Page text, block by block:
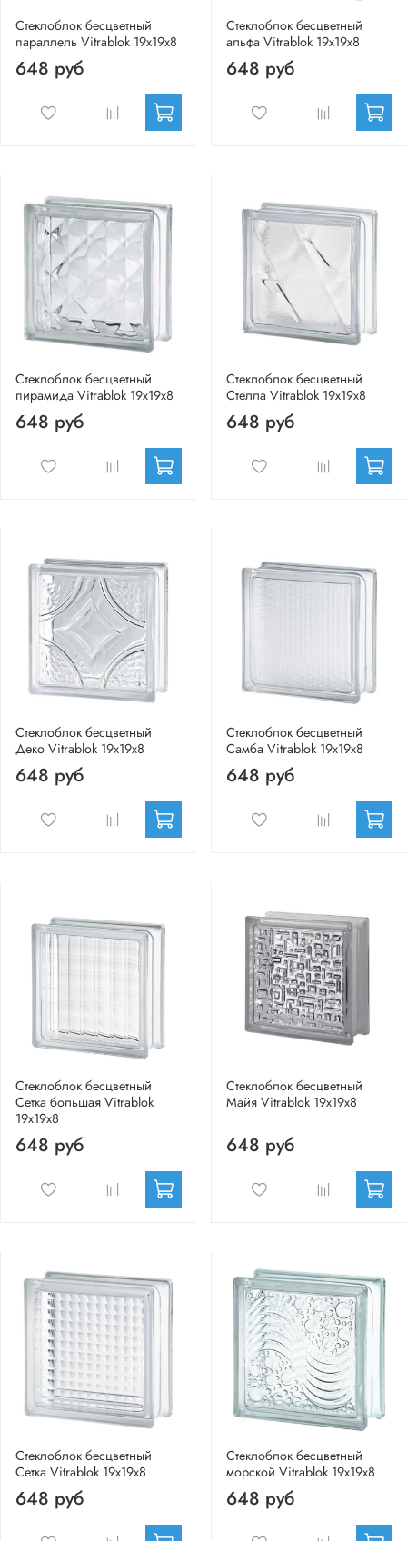
Стеклоблок бесцветный
параллель Vitrablok 19х19х8
648 руб
Стеклоблок бесцветный
альфа Vitrablok 19х19х8
648 руб
Стеклоблок бесцветный
пирамида Vitrablok 19х19х8
648 руб
Стеклоблок бесцветный
Стелла Vitrablok 19х19х8
648 руб
Стеклоблок бесцветный
Деко Vitrablok 19х19х8
648 руб
Стеклоблок бесцветный
Самба Vitrablok 19х19х8
648 руб
Стеклоблок бесцветный
Сетка большая Vitrablok
19х19х8
648 руб
Стеклоблок бесцветный
Майя Vitrablok 19х19х8
648 руб
Стеклоблок бесцветный
Сетка Vitrablok 19х19х8
648 руб
Стеклоблок бесцветный
морской Vitrablok 19х19х8
648 руб